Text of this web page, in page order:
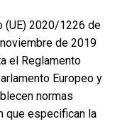
(UE) 2020/1226 de
de 2019
el Reglamento
Europeo y
normas
que especifican la